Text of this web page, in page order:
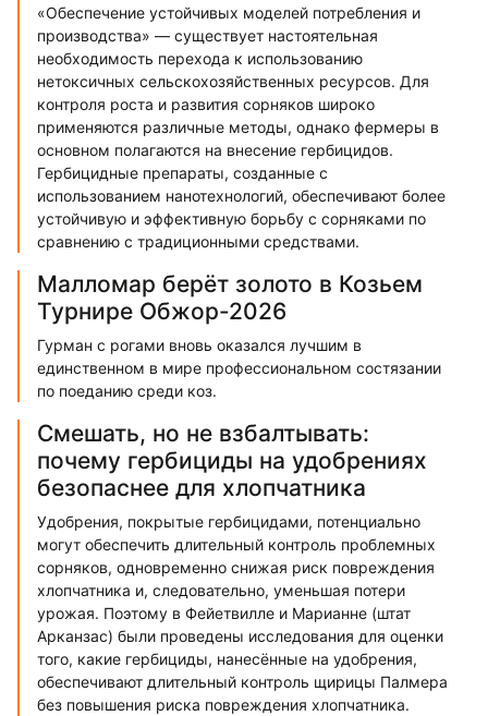
«Обеспечение устойчивых моделей потребления и
производства» — существует настоятельная
необходимость перехода к использованию
нетоксичных сельскохозяйственных ресурсов. Для
контроля роста и развития сорняков широко
применяются различные методы, однако фермеры в
основном полагаются на внесение гербицидов.
Гербицидные препараты, созданные с
использованием нанотехнологий, обеспечивают более
устойчивую и эффективную борьбу с сорняками по
сравнению с традиционными средствами.
Малломар берёт золото в Козьем
Турнире Обжор-2026
Гурман с рогами вновь оказался лучшим в
единственном в мире профессиональном состязании
по поеданию среди коз.
Смешать, но не взбалтывать:
почему гербициды на удобрениях
безопаснее для хлопчатника
Удобрения, покрытые гербицидами, потенциально
могут обеспечить длительный контроль проблемных
сорняков, одновременно снижая риск повреждения
хлопчатника и, следовательно, уменьшая потери
урожая. Поэтому в Фейетвилле и Марианне (штат
Арканзас) были проведены исследования для оценки
того, какие гербициды, нанесённые на удобрения,
обеспечивают длительный контроль щирицы Палмера
без повышения риска повреждения хлопчатника.